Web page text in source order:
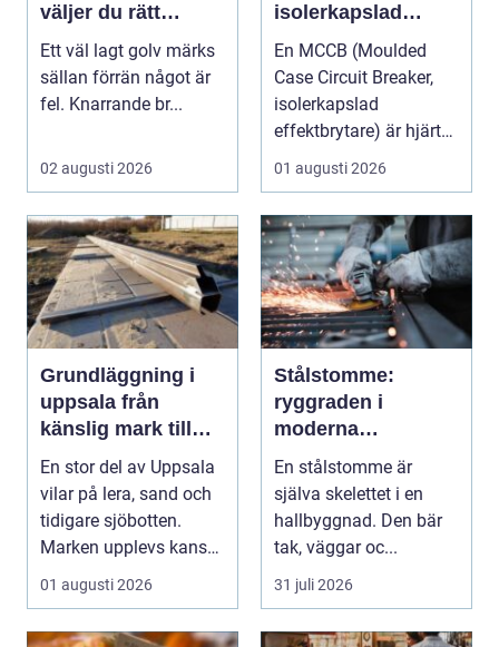
väljer du rätt
hantverkare för
hållbara golv
Ett väl lagt golv märks
sällan förrän något är
fel. Knarrande br...
02 augusti 2026
isolerkapslad
effektbrytare?
En MCCB (Moulded
Case Circuit Breaker,
isolerkapslad
effektbrytare) är hjärtat
i många moderna
01 augusti 2026
Grundläggning i
uppsala från
känslig mark till
stabila
konstruktioner
En stor del av Uppsala
vilar på lera, sand och
tidigare sjöbotten.
Marken upplevs kanske
som stabil ...
01 augusti 2026
Stålstomme:
ryggraden i
moderna
hallbyggnader
En stålstomme är
själva skelettet i en
hallbyggnad. Den bär
tak, väggar oc...
31 juli 2026